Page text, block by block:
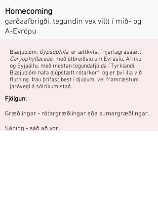
Homecoming
garðaafbrigði, tegundin vex villt í mið- og
A-Evrópu
Blæjublóm, Gypsophila, er ættkvísl í hjartagrasaætt,
Caryophyllaceae, með útbreiðslu um Evrasíu, Afríku
og Eyjaálfu, með mestan tegundafjölda í Tyrklandi.
Blæjublóm hafa djúpstætt rótarkerfi og er því illa við
flutning. Þau þrífast best í djúpum, vel framræstum
jarðvegi á sólríkum stað.
Fjölgun:
Græðlingar - rótargræðlingar eða sumargræðlingar.
Sáning - sáð að vori.